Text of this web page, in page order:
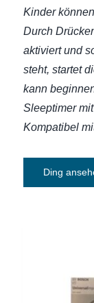
Kinder
Durch
aktiviert und
steht, startet
kann
Sleeptimer
Kompatibel
Ding